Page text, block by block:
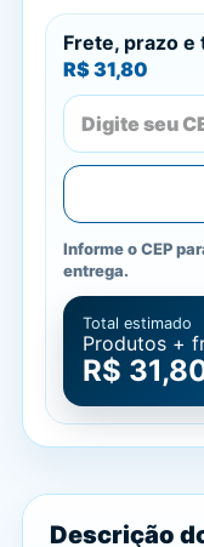
Frete, prazo
R$ 31,80
Informe o CEP
entrega.
Total estimado
Produtos +
R$
Descrição